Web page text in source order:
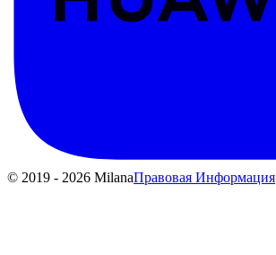
© 2019 - 2026 MilanaПравовая Информация